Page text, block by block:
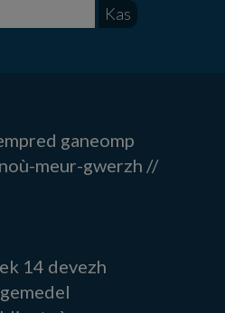
ganeomp
meur-gwerzh //
14 devezh